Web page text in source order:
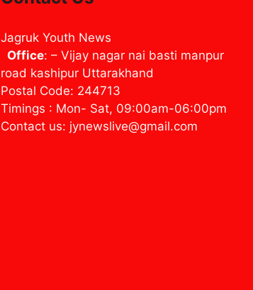
Jagruk Youth News
Office: – Vijay nagar nai basti manpur
road kashipur Uttarakhand
Postal Code: 244713
Timings : Mon- Sat, 09:00am-06:00pm
Contact us: jynewslive@gmail.com